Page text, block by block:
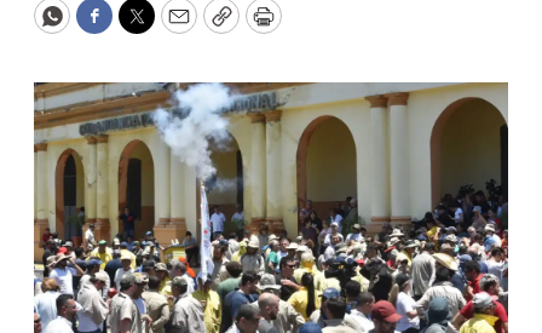
WhatsApp
Facebook
Twitter
EmailCopyPrint